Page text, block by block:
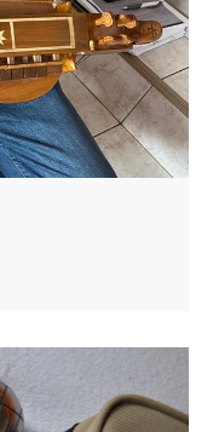
et grillades sont